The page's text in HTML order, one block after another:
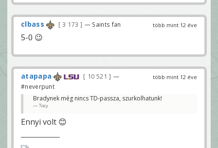
több mint 12 éve
clbass 3 173 — Saints fan
5-0 😉
több mint 12 éve
atapapa 10 521
—
#neverpunt
Bradynek még nincs TD-passza, szurkolhatunk!
Tocy
Ennyi volt 😊